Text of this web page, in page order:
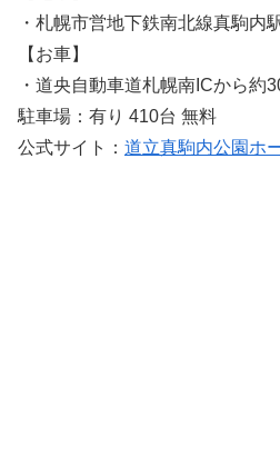
・札幌市営地下鉄南北線真駒内
【お車】
・道央自動車道札幌南ICから約
駐車場：有り 410台 無料
公式サイト： 道立真駒内公園ホ